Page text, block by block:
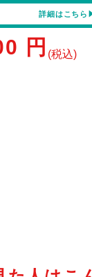
詳細はこちら
円 (税込)